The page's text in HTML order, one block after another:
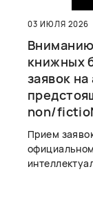
03 ИЮЛЯ 2026
книжных
заявок
non/
Прием